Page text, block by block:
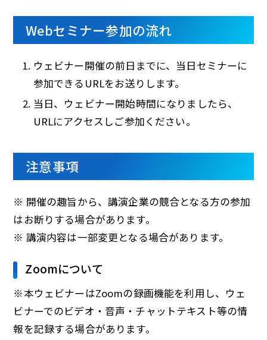
Webセミナー参加の流れ
ウェビナー開催の前日までに、当日セミナーに
参加できるURLをお送りします。
当日、ウェビナー開始時間になりましたら、
URLにアクセスしご参加ください。
注意事項
※ 開催の趣旨から、講演企業の競合となる方の参加
はお断りする場合があります。
※ 講演内容は一部変更となる場合があります。
Zoomについて
※本ウェビナーはZoomの録画機能を利用し、ウェ
ビナーでのビデオ・音声・チャットテキスト等の情
報を記録する場合があります。